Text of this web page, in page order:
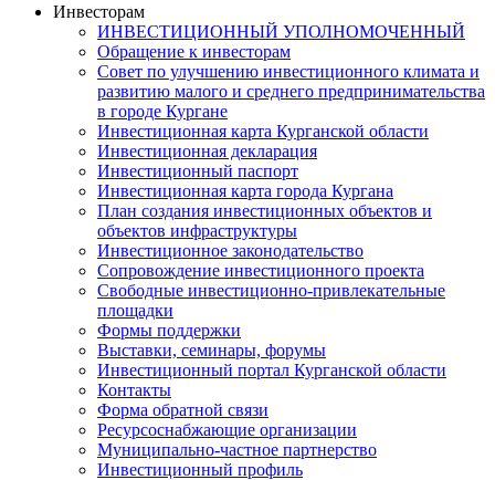
Инвесторам
ИНВЕСТИЦИОННЫЙ УПОЛНОМОЧЕННЫЙ
Обращение к инвесторам
Совет по улучшению инвестиционного климата и
развитию малого и среднего предпринимательства
в городе Кургане
Инвестиционная карта Курганской области
Инвестиционная декларация
Инвестиционный паспорт
Инвестиционная карта города Кургана
План создания инвестиционных объектов и
объектов инфраструктуры
Инвестиционное законодательство
Сопровождение инвестиционного проекта
Свободные инвестиционно-привлекательные
площадки
Формы поддержки
Выставки, семинары, форумы
Инвестиционный портал Курганской области
Контакты
Форма обратной связи
Ресурсоснабжающие организации
Муниципально-частное партнерство
Инвестиционный профиль